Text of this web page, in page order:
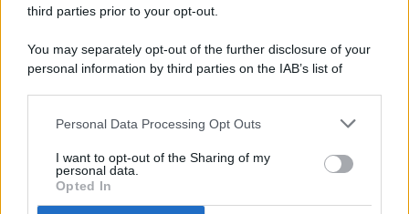
third parties prior to your opt-out.
You may separately opt-out of the further disclosure of your
personal information by third parties on the IAB’s list of
This information may also be disclosed by us to third parties
disclose it to other third parties.
Personal Data Processing Opt Outs
I want to opt-out of the Sharing of my
personal data.
Opted In
PREFERENZE PRIVACY